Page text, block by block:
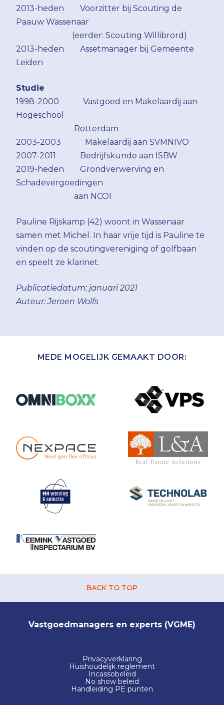
2013-heden Voorzitter bij Scouting de
Paauw Wassenaar
(eerder: Scouting Willibrord)
2013-heden Assetmanager bij Gemeente
Leiden
Studie
1998-2000 Vastgoed en Makelaardij aan
Hogeschool
Rotterdam
2003-2003 Makelaardij aan SVMNIVO
2007-2011 Bedrijfskunde aan ISBW
2019-heden Grondverwerving en
Schadevergoedingen
aan NCOI
Pauline Rijskamp (42) woont in Wassenaar
samen met Michel. In haar vrije tijd is Pauline te
vinden op de scoutingvereniging of golfbaan
en speelt ze klarinet.
Publicatiedatum: januari 2021
Auteur: Jeroen Wolfs
MEDE MOGELIJK GEMAAKT DOOR:
BACK TO TOP
Vastgoedmanagers en experts (VGME)
Privacyverklaring
Huishoudelijk reglement
Incassobeleid
No show beleid
Handleiding PE punten